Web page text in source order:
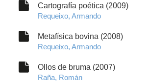
Cartografía poética (2009)
Requeixo, Armando
Metafísica bovina (2008)
Requeixo, Armando
Ollos de bruma (2007)
Raña, Román